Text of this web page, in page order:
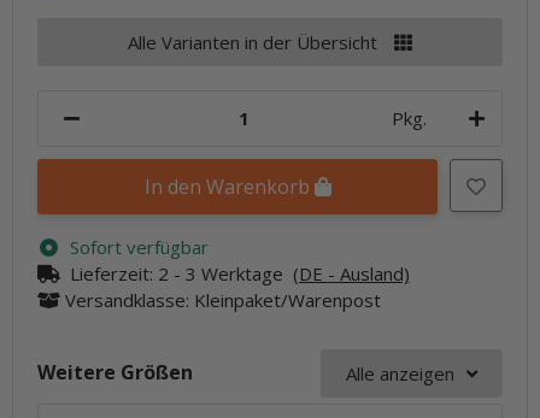
Alle Varianten in der Übersicht
Pkg.
In den Warenkorb
Sofort verfügbar
Lieferzeit: 2 - 3 Werktage (DE - Ausland)
Versandklasse: Kleinpaket/Warenpost
Weitere Größen Alle anzeigen